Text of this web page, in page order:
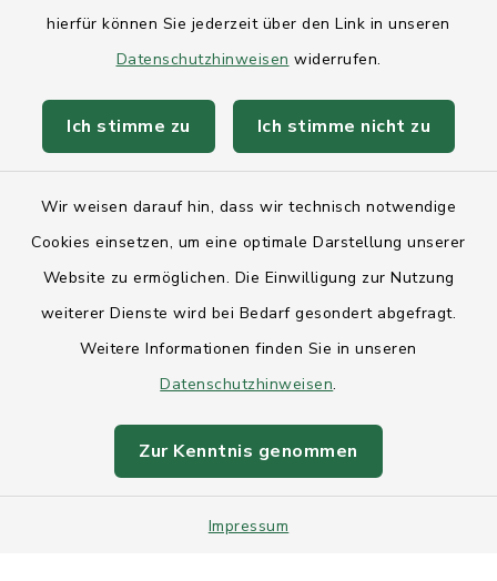
hierfür können Sie jederzeit über den Link in unseren
Datenschutzhinweisen widerrufen.
Ich stimme zu Ich stimme nicht zu
Wir weisen darauf hin, dass wir technisch notwendige
Cookies einsetzen, um eine optimale Darstellung unserer
Website zu ermöglichen. Die Einwilligung zur Nutzung
weiterer Dienste wird bei Bedarf gesondert abgefragt.
Weitere Informationen finden Sie in unseren
Datenschutzhinweisen.
Zur Kenntnis genommen
Impressum
AktivRegion Mittelholstein
Anfahrt
Datenschutz
Sitemap
Intranet